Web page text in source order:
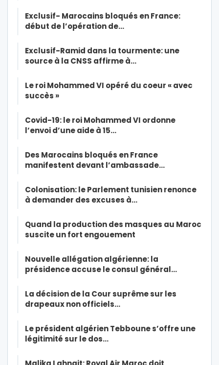
Exclusif- Marocains bloqués en France:
début de l’opération de…
Exclusif-Ramid dans la tourmente: une
source à la CNSS affirme à…
Le roi Mohammed VI opéré du coeur « avec
succès »
Covid-19: le roi Mohammed VI ordonne
l’envoi d’une aide à 15…
Des Marocains bloqués en France
manifestent devant l’ambassade…
Colonisation: le Parlement tunisien renonce
à demander des excuses à…
Quand la production des masques au Maroc
suscite un fort engouement
Nouvelle allégation algérienne: la
présidence accuse le consul général…
La décision de la Cour suprême sur les
drapeaux non officiels…
Le président algérien Tebboune s’offre une
légitimité sur le dos…